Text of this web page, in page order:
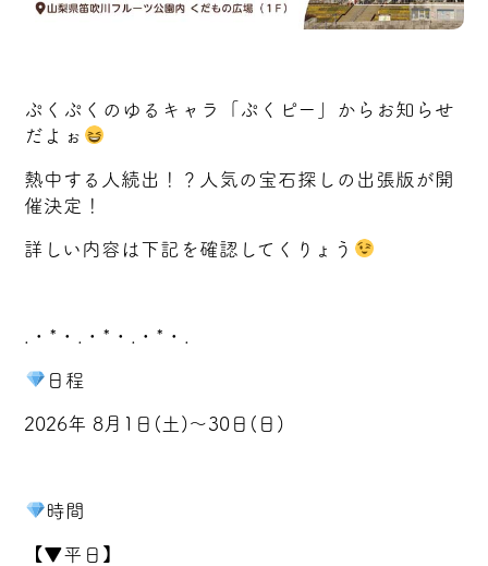
ぷくぷくのゆるキャラ「ぷくピー」からお知らせ
だよぉ
熱中する人続出！？人気の宝石探しの出張版が開
催決定！
詳しい内容は下記を確認してくりょう
.・*・.・*・.・*・.
日程
2026年 8月1日(土)～30日(日)
時間
【▼平日】